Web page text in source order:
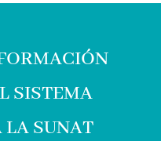
SISTEMA
SUNAT